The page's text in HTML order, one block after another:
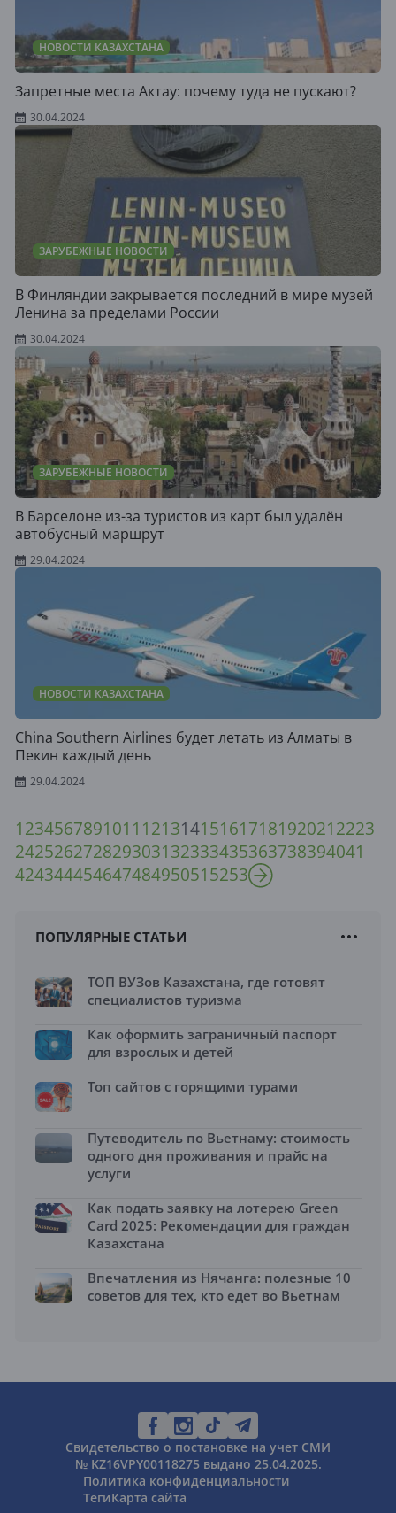
НОВОСТИ КАЗАХСТАНА
Запретные места Актау: почему туда не пускают?
30.04.2024
ЗАРУБЕЖНЫЕ НОВОСТИ
В Финляндии закрывается последний в мире музей
Ленина за пределами России
30.04.2024
ЗАРУБЕЖНЫЕ НОВОСТИ
В Барселоне из-за туристов из карт был удалён
автобусный маршрут
29.04.2024
НОВОСТИ КАЗАХСТАНА
China Southern Airlines будет летать из Алматы в
Пекин каждый день
29.04.2024
1234567891011 121314151617181920212223
242526272829303132333435363738394041
424344454647484950515253
ПОПУЛЯРНЫЕ СТАТЬИ
ТОП ВУЗов Казахстана, где готовят
специалистов туризма
Как оформить заграничный паспорт
для взрослых и детей
Топ сайтов с горящими турами
Путеводитель по Вьетнаму: стоимость
одного дня проживания и прайс на
услуги
Как подать заявку на лотерею Green
Card 2025: Рекомендации для граждан
Казахстана
Впечатления из Нячанга: полезные 10
советов для тех, кто едет во Вьетнам
Свидетельство о постановке на учет СМИ
№ KZ16VPY00118275 выдано 25.04.2025.
Политика конфиденциальности
ТегиКарта сайта